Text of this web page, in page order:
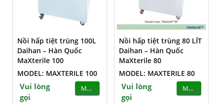
Nồi hấp tiệt trùng 100L
Daihan – Hàn Quốc
MaXterile 100
MODEL: MAXTERILE 100
Vui lòng
gọi
MUA
Nồi hấp tiệt trùng 80 LÍT
Daihan – Hàn Quốc
MaXterile 80
MODEL: MAXTERILE 80
Vui lòng
gọi
MUA